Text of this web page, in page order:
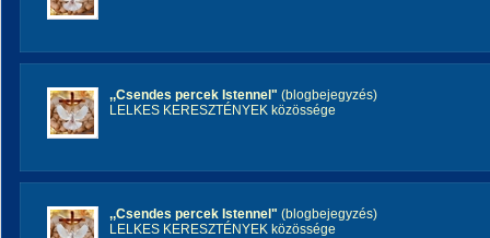
,,Csendes percek Istennel" (blogbejegyzés)
LELKES KERESZTÉNYEK közössége
,,Csendes percek Istennel" (blogbejegyzés)
LELKES KERESZTÉNYEK közössége